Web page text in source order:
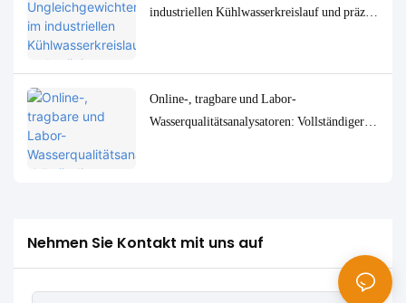
industriellen Kühlwasserkreislauf und präzise
Online-, tragbare und Labor-
Wasserqualitätsanalysatoren: Vollständiger
Nehmen Sie Kontakt mit uns auf